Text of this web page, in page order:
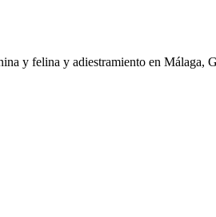
y felina y adiestramiento en Málaga,